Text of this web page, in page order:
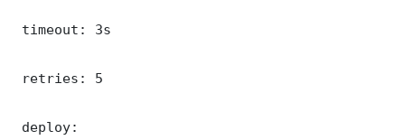
timeout: 3s
retries: 5
deploy: